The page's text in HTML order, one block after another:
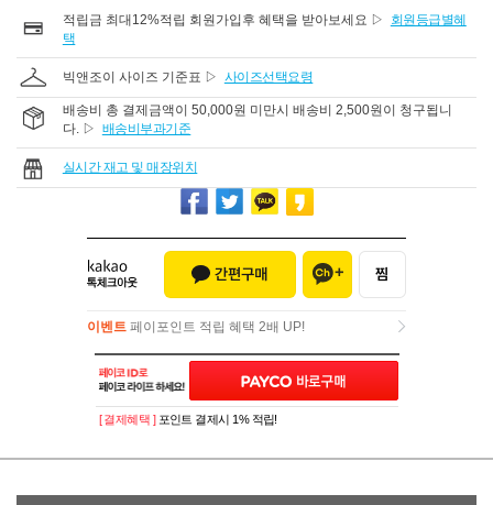
적립금 최대12%적립 회원가입후 혜택을 받아보세요 ▷
회원등급별혜
택
빅앤조이 사이즈 기준표 ▷ 사이즈선택요령
배송비 총 결제금액이 50,000원 미만시 배송비 2,500원이 청구됩니
다. ▷ 배송비부과기준
실시간 재고 및 매장위치
이벤트 페이포인트 적립 혜택 2배 UP!
이벤트페이포인트 적립 혜택 2배 UP!
[ 결제혜택 ] 포인트 결제시 1% 적립!